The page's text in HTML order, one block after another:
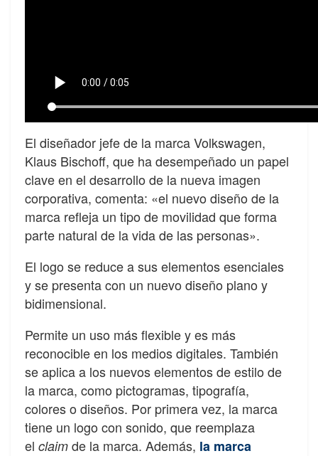
El diseñador jefe de la marca Volkswagen,
Klaus Bischoff, que ha desempeñado un papel
clave en el desarrollo de la nueva imagen
corporativa, comenta: «el nuevo diseño de la
marca refleja un tipo de movilidad que forma
parte natural de la vida de las personas».
El logo se reduce a sus elementos esenciales
y se presenta con un nuevo diseño plano y
bidimensional.
Permite un uso más flexible y es más
reconocible en los medios digitales. También
se aplica a los nuevos elementos de estilo de
la marca, como pictogramas, tipografía,
colores o diseños. Por primera vez, la marca
tiene un logo con sonido, que reemplaza
el claim de la marca. Además, la marca